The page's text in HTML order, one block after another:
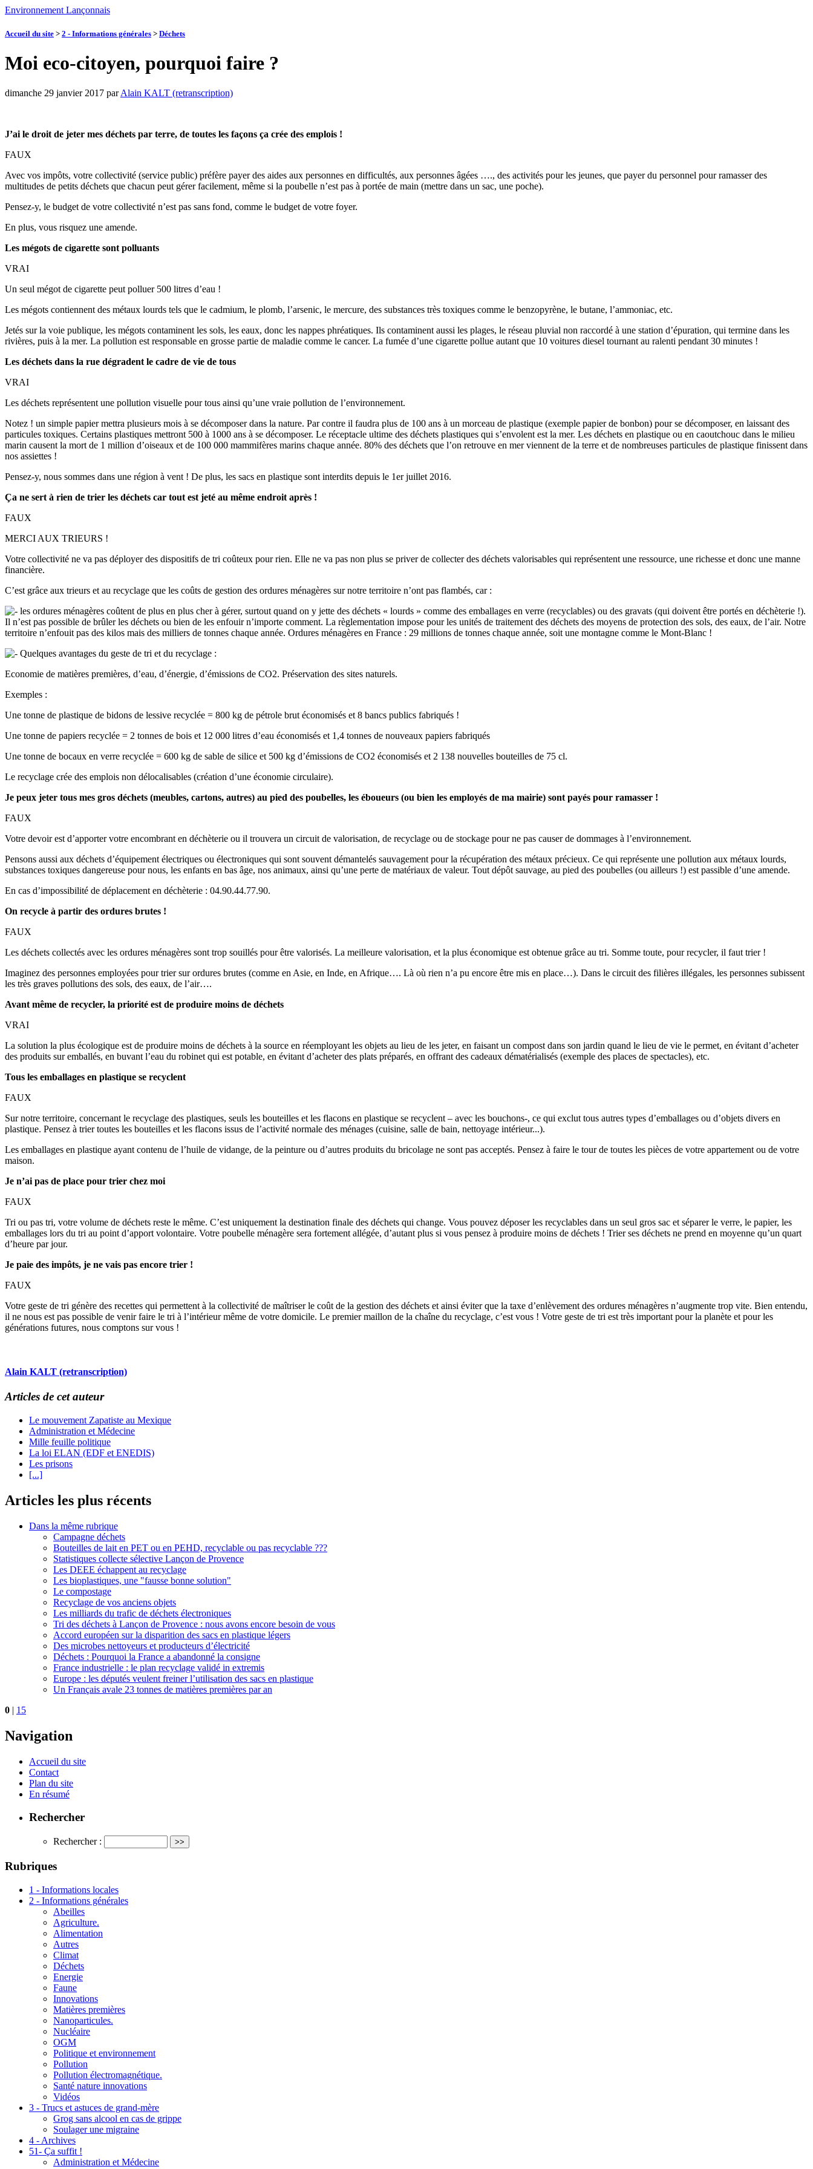
Environnement Lançonnais
Accueil du site > 2 - Informations générales > Déchets
Moi eco-citoyen, pourquoi faire ?
dimanche 29 janvier 2017 parAlain KALT (retranscription)
J’ai le droit de jeter mes déchets par terre, de toutes les façons ça crée des emplois !
FAUX
Avec vos impôts, votre collectivité (service public) préfère payer des aides aux personnes en difficultés, aux personnes âgées …., des activités pour les jeunes, que payer du personnel pour ramasser des
multitudes de petits déchets que chacun peut gérer facilement, même si la poubelle n’est pas à portée de main (mettre dans un sac, une poche).
Pensez-y, le budget de votre collectivité n’est pas sans fond, comme le budget de votre foyer.
En plus, vous risquez une amende.
Les mégots de cigarette sont polluants
VRAI
Un seul mégot de cigarette peut polluer 500 litres d’eau !
Les mégots contiennent des métaux lourds tels que le cadmium, le plomb, l’arsenic, le mercure, des substances très toxiques comme le benzopyrène, le butane, l’ammoniac, etc.
Jetés sur la voie publique, les mégots contaminent les sols, les eaux, donc les nappes phréatiques. Ils contaminent aussi les plages, le réseau pluvial non raccordé à une station d’épuration, qui termine dans les
rivières, puis à la mer. La pollution est responsable en grosse partie de maladie comme le cancer. La fumée d’une cigarette pollue autant que 10 voitures diesel tournant au ralenti pendant 30 minutes !
Les déchets dans la rue dégradent le cadre de vie de tous
VRAI
Les déchets représentent une pollution visuelle pour tous ainsi qu’une vraie pollution de l’environnement.
Notez ! un simple papier mettra plusieurs mois à se décomposer dans la nature. Par contre il faudra plus de 100 ans à un morceau de plastique (exemple papier de bonbon) pour se décomposer, en laissant des
particules toxiques. Certains plastiques mettront 500 à 1000 ans à se décomposer. Le réceptacle ultime des déchets plastiques qui s’envolent est la mer. Les déchets en plastique ou en caoutchouc dans le milieu
marin causent la mort de 1 million d’oiseaux et de 100 000 mammifères marins chaque année. 80% des déchets que l’on retrouve en mer viennent de la terre et de nombreuses particules de plastique finissent dans
nos assiettes !
Pensez-y, nous sommes dans une région à vent ! De plus, les sacs en plastique sont interdits depuis le 1er juillet 2016.
Ça ne sert à rien de trier les déchets car tout est jeté au même endroit après !
FAUX
MERCI AUX TRIEURS !
Votre collectivité ne va pas déployer des dispositifs de tri coûteux pour rien. Elle ne va pas non plus se priver de collecter des déchets valorisables qui représentent une ressource, une richesse et donc une manne
financière.
C’est grâce aux trieurs et au recyclage que les coûts de gestion des ordures ménagères sur notre territoire n’ont pas flambés, car :
les ordures ménagères coûtent de plus en plus cher à gérer, surtout quand on y jette des déchets « lourds » comme des emballages en verre (recyclables) ou des gravats (qui doivent être portés en déchèterie !).
Il n’est pas possible de brûler les déchets ou bien de les enfouir n’importe comment. La règlementation impose pour les unités de traitement des déchets des moyens de protection des sols, des eaux, de l’air. Notre
territoire n’enfouit pas des kilos mais des milliers de tonnes chaque année. Ordures ménagères en France : 29 millions de tonnes chaque année, soit une montagne comme le Mont-Blanc !
Quelques avantages du geste de tri et du recyclage :
Economie de matières premières, d’eau, d’énergie, d’émissions de CO2. Préservation des sites naturels.
Exemples :
Une tonne de plastique de bidons de lessive recyclée = 800 kg de pétrole brut économisés et 8 bancs publics fabriqués !
Une tonne de papiers recyclée = 2 tonnes de bois et 12 000 litres d’eau économisés et 1,4 tonnes de nouveaux papiers fabriqués
Une tonne de bocaux en verre recyclée = 600 kg de sable de silice et 500 kg d’émissions de CO2 économisés et 2 138 nouvelles bouteilles de 75 cl.
Le recyclage crée des emplois non délocalisables (création d’une économie circulaire).
Je peux jeter tous mes gros déchets (meubles, cartons, autres) au pied des poubelles, les éboueurs (ou bien les employés de ma mairie) sont payés pour ramasser !
FAUX
Votre devoir est d’apporter votre encombrant en déchèterie ou il trouvera un circuit de valorisation, de recyclage ou de stockage pour ne pas causer de dommages à l’environnement.
Pensons aussi aux déchets d’équipement électriques ou électroniques qui sont souvent démantelés sauvagement pour la récupération des métaux précieux. Ce qui représente une pollution aux métaux lourds,
substances toxiques dangereuse pour nous, les enfants en bas âge, nos animaux, ainsi qu’une perte de matériaux de valeur. Tout dépôt sauvage, au pied des poubelles (ou ailleurs !) est passible d’une amende.
En cas d’impossibilité de déplacement en déchèterie : 04.90.44.77.90.
On recycle à partir des ordures brutes !
FAUX
Les déchets collectés avec les ordures ménagères sont trop souillés pour être valorisés. La meilleure valorisation, et la plus économique est obtenue grâce au tri. Somme toute, pour recycler, il faut trier !
Imaginez des personnes employées pour trier sur ordures brutes (comme en Asie, en Inde, en Afrique…. Là où rien n’a pu encore être mis en place…). Dans le circuit des filières illégales, les personnes subissent
les très graves pollutions des sols, des eaux, de l’air….
Avant même de recycler, la priorité est de produire moins de déchets
VRAI
La solution la plus écologique est de produire moins de déchets à la source en réemployant les objets au lieu de les jeter, en faisant un compost dans son jardin quand le lieu de vie le permet, en évitant d’acheter
des produits sur emballés, en buvant l’eau du robinet qui est potable, en évitant d’acheter des plats préparés, en offrant des cadeaux dématérialisés (exemple des places de spectacles), etc.
Tous les emballages en plastique se recyclent
FAUX
Sur notre territoire, concernant le recyclage des plastiques, seuls les bouteilles et les flacons en plastique se recyclent – avec les bouchons-, ce qui exclut tous autres types d’emballages ou d’objets divers en
plastique. Pensez à trier toutes les bouteilles et les flacons issus de l’activité normale des ménages (cuisine, salle de bain, nettoyage intérieur...).
Les emballages en plastique ayant contenu de l’huile de vidange, de la peinture ou d’autres produits du bricolage ne sont pas acceptés. Pensez à faire le tour de toutes les pièces de votre appartement ou de votre
maison.
Je n’ai pas de place pour trier chez moi
FAUX
Tri ou pas tri, votre volume de déchets reste le même. C’est uniquement la destination finale des déchets qui change. Vous pouvez déposer les recyclables dans un seul gros sac et séparer le verre, le papier, les
emballages lors du tri au point d’apport volontaire. Votre poubelle ménagère sera fortement allégée, d’autant plus si vous pensez à produire moins de déchets ! Trier ses déchets ne prend en moyenne qu’un quart
d’heure par jour.
Je paie des impôts, je ne vais pas encore trier !
FAUX
Votre geste de tri génère des recettes qui permettent à la collectivité de maîtriser le coût de la gestion des déchets et ainsi éviter que la taxe d’enlèvement des ordures ménagères n’augmente trop vite. Bien entendu,
il ne nous est pas possible de venir faire le tri à l’intérieur même de votre domicile. Le premier maillon de la chaîne du recyclage, c’est vous ! Votre geste de tri est très important pour la planète et pour les
générations futures, nous comptons sur vous !
Alain KALT (retranscription)
Articles de cet auteur
Le mouvement Zapatiste au Mexique
Administration et Médecine
Mille feuille politique
La loi ELAN (EDF et ENEDIS)
Les prisons
[...]
Articles les plus récents
Dans la même rubrique
Campagne déchets
Bouteilles de lait en PET ou en PEHD, recyclable ou pas recyclable ???
Statistiques collecte sélective Lançon de Provence
Les DEEE échappent au recyclage
Les bioplastiques, une "fausse bonne solution"
Le compostage
Recyclage de vos anciens objets
Les milliards du trafic de déchets électroniques
Tri des déchets à Lançon de Provence : nous avons encore besoin de vous
Accord européen sur la disparition des sacs en plastique légers
Des microbes nettoyeurs et producteurs d’électricité
Déchets : Pourquoi la France a abandonné la consigne
France industrielle : le plan recyclage validé in extremis
Europe : les députés veulent freiner l’utilisation des sacs en plastique
Un Français avale 23 tonnes de matières premières par an
0 | 15
Navigation
Accueil du site
Contact
Plan du site
En résumé
Rechercher
Rechercher :
Rubriques
1 - Informations locales
2 - Informations générales
Abeilles
Agriculture.
Alimentation
Autres
Climat
Déchets
Energie
Faune
Innovations
Matières premières
Nanoparticules.
Nucléaire
OGM
Politique et environnement
Pollution
Pollution électromagnétique.
Santé nature innovations
Vidéos
3 - Trucs et astuces de grand-mère
Grog sans alcool en cas de grippe
Soulager une migraine
4 - Archives
51- Ça suffit !
Administration et Médecine